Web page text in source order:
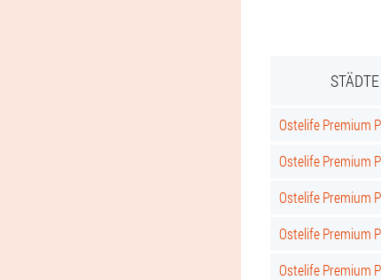
Ostelife Premium
Ostelife Premium
Ostelife Premium
Ostelife Premium
Ostelife Premium